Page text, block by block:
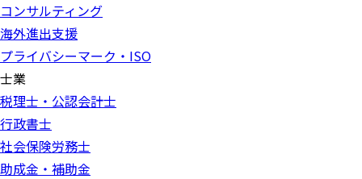
コンサルティング
海外進出支援
プライバシーマーク・ISO
士業
税理士・公認会計士
行政書士
社会保険労務士
助成金・補助金